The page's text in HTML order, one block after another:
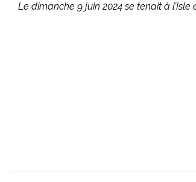
Le dimanche 9 juin 2024 se tenait à